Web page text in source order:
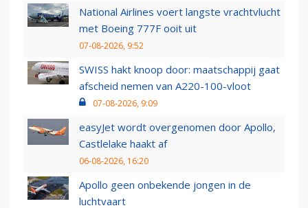
National Airlines voert langste vrachtvlucht
met Boeing 777F ooit uit
07-08-2026, 9:52
SWISS hakt knoop door: maatschappij gaat
afscheid nemen van A220-100-vloot
07-08-2026, 9:09
easyJet wordt overgenomen door Apollo,
Castlelake haakt af
06-08-2026, 16:20
Apollo geen onbekende jongen in de
luchtvaart